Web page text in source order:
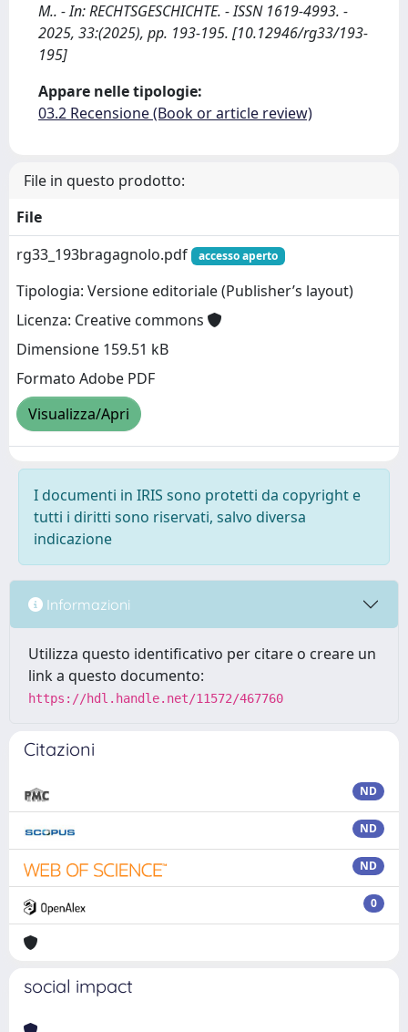
M.. - In: RECHTSGESCHICHTE. - ISSN 1619-4993. -
2025, 33:(2025), pp. 193-195. [10.12946/rg33/193-
195]
Appare nelle tipologie:
03.2 Recensione (Book or article review)
File in questo prodotto:
File
rg33_193bragagnolo.pdf
accesso aperto
Tipologia: Versione editoriale (Publisher’s layout)
Licenza: Creative commons
Dimensione 159.51 kB
Formato Adobe PDF
Visualizza/Apri
I documenti in IRIS sono protetti da copyright e
tutti i diritti sono riservati, salvo diversa
indicazione
Informazioni
Utilizza questo identificativo per citare o creare un
link a questo documento:
https://hdl.handle.net/11572/467760
Citazioni
ND
ND
ND
0
social impact